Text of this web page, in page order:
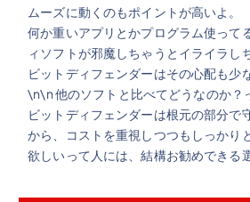
ムーズに動くのもポイントが高いよ。
何か重いアプリとかプログラム使って
ィソフトが邪魔しちゃうとイライラし
ビットディフェンダーはその心配も少
\n\n 他のソフトと比べてどうなのか？
ビットディフェンダーは根元の部分で
から、コストを重視しつつもしっかり
欲しいって人には、結構お勧めできる